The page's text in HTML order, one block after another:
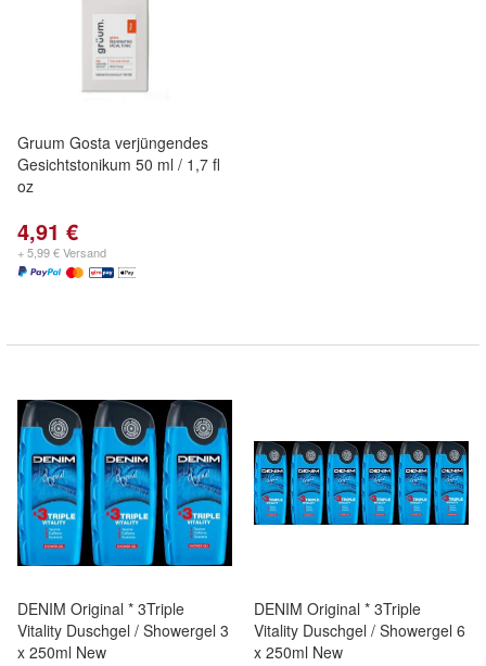
Gruum Gosta verjüngendes
Gesichtstonikum 50 ml / 1,7 fl
oz
4,91 €
+ 5,99 € Versand
DENIM Original * 3Triple
Vitality Duschgel / Showergel 3
x 250ml New
DENIM Original * 3Triple
Vitality Duschgel / Showergel 6
x 250ml New